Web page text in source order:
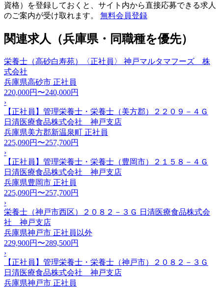
資格）を登録しておくと、サイト内から直接応募できる求人
のご案内が受け取れます。 無料会員登録
関連求人（兵庫県・同職種を優先）
栄養士（高砂白寿苑）〈正社員〉 神戸マルタマフーズ 株
式会社
兵庫県高砂市 正社員
220,000円〜240,000円
›
【正社員】管理栄養士・栄養士（美方郡）２２０９－４Ｇ
日清医療食品株式会社 神戸支店
兵庫県美方郡新温泉町 正社員
225,090円〜257,700円
›
【正社員】管理栄養士・栄養士（豊岡市）２１５８－４Ｇ
日清医療食品株式会社 神戸支店
兵庫県豊岡市 正社員
225,090円〜257,700円
›
栄養士（神戸市西区）２０８２－３Ｇ 日清医療食品株式会
社 神戸支店
兵庫県神戸市 正社員以外
229,900円〜289,500円
›
【正社員】管理栄養士・栄養士（神戸市）２０８２－３Ｇ
日清医療食品株式会社 神戸支店
兵庫県神戸市 正社員